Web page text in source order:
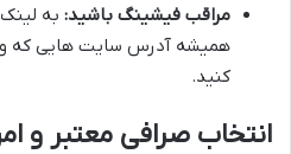
مراقب فیشینگ باشید: به
همیشه آدرس سایت هایی که
کنید.
انتخاب صرافی معتبر و